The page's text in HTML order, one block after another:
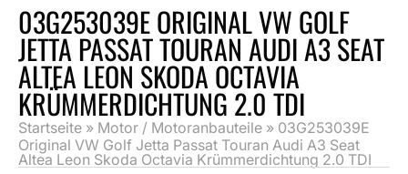
03G253039E ORIGINAL VW GOLF
JETTA PASSAT TOURAN AUDI A3 SEAT
ALTEA LEON SKODA OCTAVIA
KRÜMMERDICHTUNG 2.0 TDI
Startseite » Motor / Motoranbauteile » 03G253039E
Original VW Golf Jetta Passat Touran Audi A3 Seat
Altea Leon Skoda Octavia Krümmerdichtung 2.0 TDI